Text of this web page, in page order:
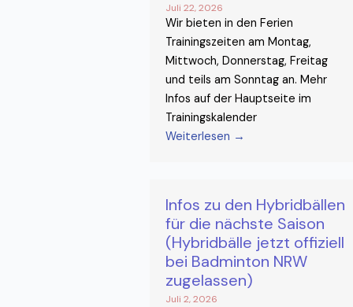
Juli 22, 2026
Wir bieten in den Ferien
Trainingszeiten am Montag,
Mittwoch, Donnerstag, Freitag
und teils am Sonntag an. Mehr
Infos auf der Hauptseite im
Trainingskalender
Weiterlesen →
Infos zu den Hybridbällen
für die nächste Saison
(Hybridbälle jetzt offiziell
bei Badminton NRW
zugelassen)
Juli 2, 2026